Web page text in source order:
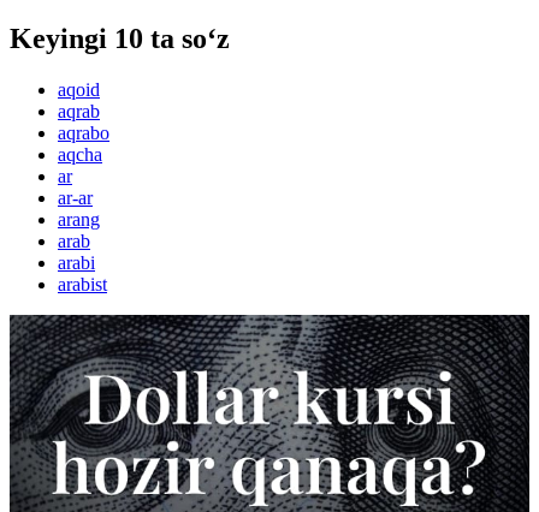
Keyingi 10 ta so‘z
aqoid
aqrab
aqrabo
aqcha
ar
ar-ar
arang
arab
arabi
arabist